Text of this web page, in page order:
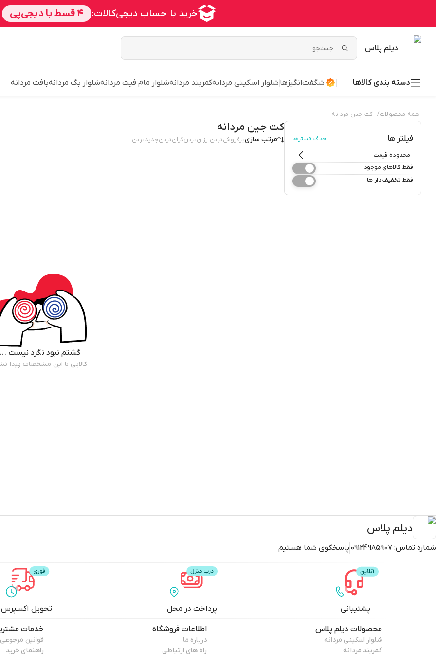
دیلم پلاس
دسته بندی کالاها شگفت‌انگیزها شلوار اسکینی مردانهکمربند مردانهشلوار مام فیت مردانهشلوار بگ مردانهبافت مردانه
همه محصولات/ کت جین مردانه
فیلتر ها حذف فیلترها
محدوده قیمت
فقط کالاهای موجود
فقط تخفیف دار ها
کت جین مردانه
مرتب سازیپرفروش‌ترینارزان‌ترینگران‌ترینجدید‌ترین
گشتم نبود نگرد نیست ...
کالایی با این مشخصات پیدا
دیلم پلاس
شماره تماس: 09124985907 پاسخگوی شما هستیم
پشتیبانی پرداخت در محل تحویل اکسپرس
محصولات دیلم پلاس
شلوار اسکینی مردانه
کمربند مردانه
اطلاعات فروشگاه
درباره ما
راه های ارتباطی
خدمات
قوانین مرجوعی
راهنمای خرید